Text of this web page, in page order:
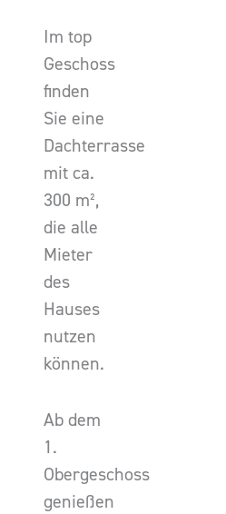
Im top
Geschoss
finden
Sie eine
Dachterrasse
mit ca.
300 m²,
die alle
Mieter
des
Hauses
nutzen
können.
Ab dem
1.
Obergeschoss
genießen